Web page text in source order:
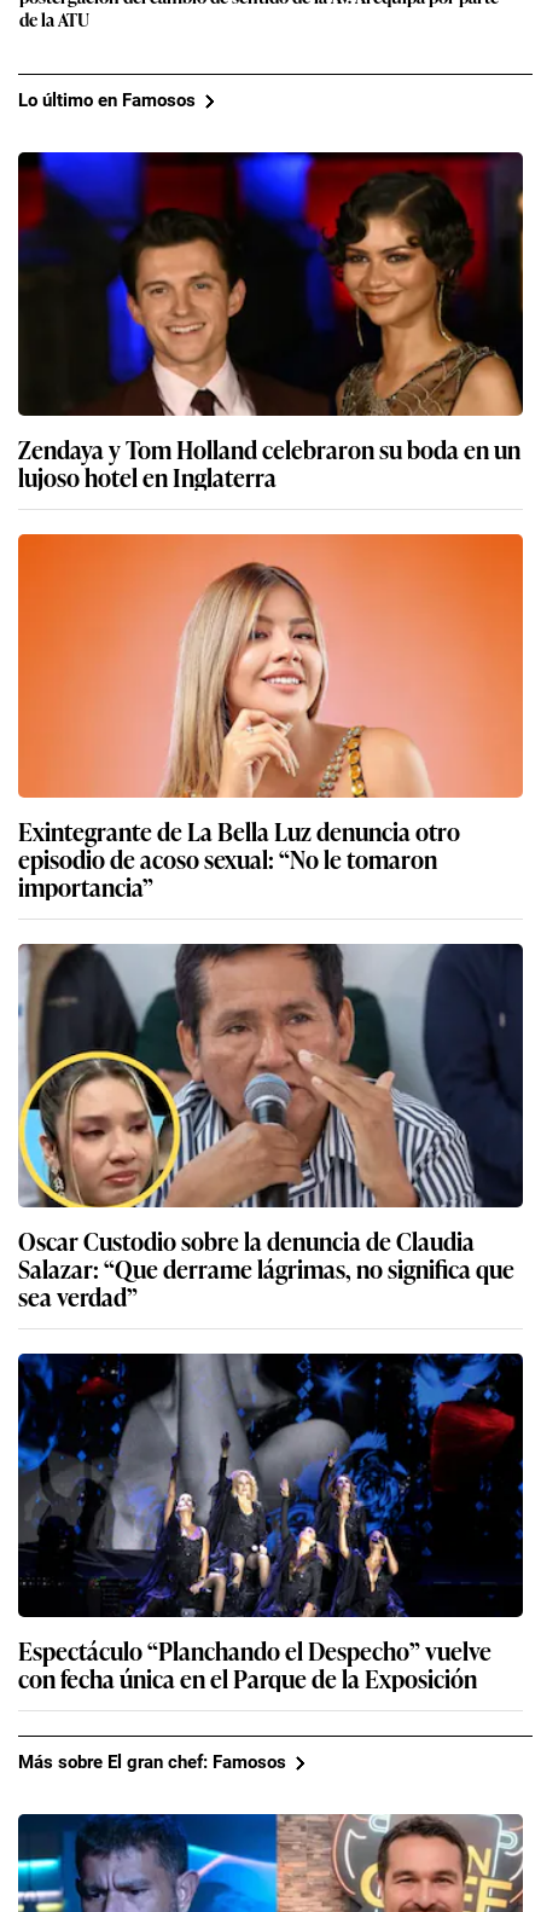
de la ATU
Lo último en Famosos
Zendaya y Tom Holland celebraron su boda en un
lujoso hotel en Inglaterra
Exintegrante de La Bella Luz denuncia otro
episodio de acoso sexual: “No le tomaron
importancia”
Oscar Custodio sobre la denuncia de Claudia
Salazar: “Que derrame lágrimas, no significa que
sea verdad”
Espectáculo “Planchando el Despecho” vuelve
con fecha única en el Parque de la Exposición
Más sobre El gran chef: Famosos